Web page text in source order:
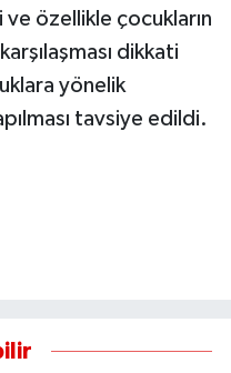
ve özellikle çocukların
dikkati
yönelik
tavsiye edildi.